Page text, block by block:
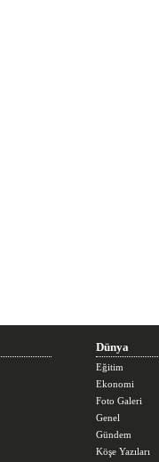
Dünya
Eğitim
Ekonomi
Foto Galeri
Genel
Gündem
Köşe Yazıları